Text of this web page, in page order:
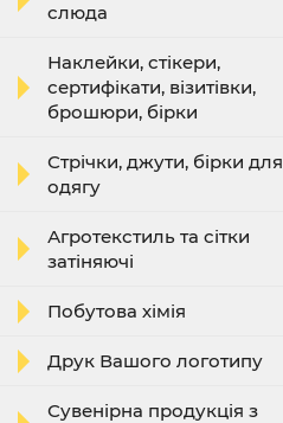
слюда
Наклейки, стікери,
сертифікати, візитівки,
брошюри, бірки
Стрічки, джути, бірки для
одягу
Агротекстиль та сітки
затіняючі
Побутова хімія
Друк Вашого логотипу
Сувенірна продукція з